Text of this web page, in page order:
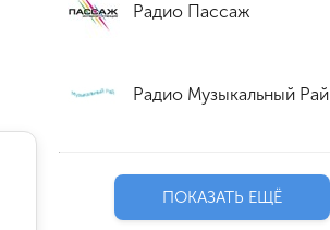
Радио Пассаж
Радио Музыкальный Рай
ПОКАЗАТЬ ЕЩЁ